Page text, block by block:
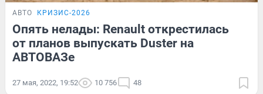
АВТО КРИЗИС-2026
Опять нелады: Renault открестилась
от планов выпускать Duster на
АВТОВАЗе
27 мая, 2022, 19:52 10 756 48